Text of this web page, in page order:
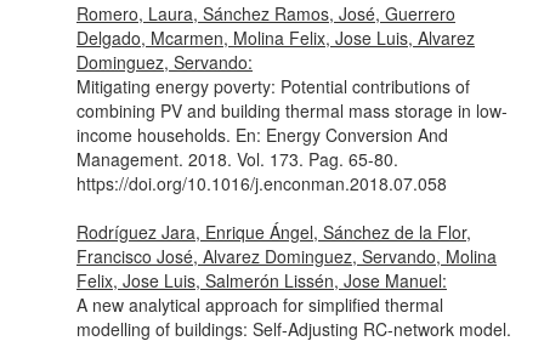
Romero, Laura, Sánchez Ramos, José, Guerrero
Delgado, Mcarmen, Molina Felix, Jose Luis, Alvarez
Dominguez, Servando:
Mitigating energy poverty: Potential contributions of
combining PV and building thermal mass storage in low-
income households. En: Energy Conversion And
Management. 2018. Vol. 173. Pag. 65-80.
https://doi.org/10.1016/j.enconman.2018.07.058
Rodríguez Jara, Enrique Ángel, Sánchez de la Flor,
Francisco José, Alvarez Dominguez, Servando, Molina
Felix, Jose Luis, Salmerón Lissén, Jose Manuel:
A new analytical approach for simplified thermal
modelling of buildings: Self-Adjusting RC-network model.